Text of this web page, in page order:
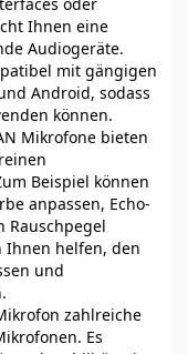
Ihnen eine
Audiogeräte.
mit gängigen
Android, sodass
können.
Mikrofone bieten
Beispiel können
anpassen, Echo-
Rauschpegel
Ihnen helfen, den
und
zahlreiche
Es